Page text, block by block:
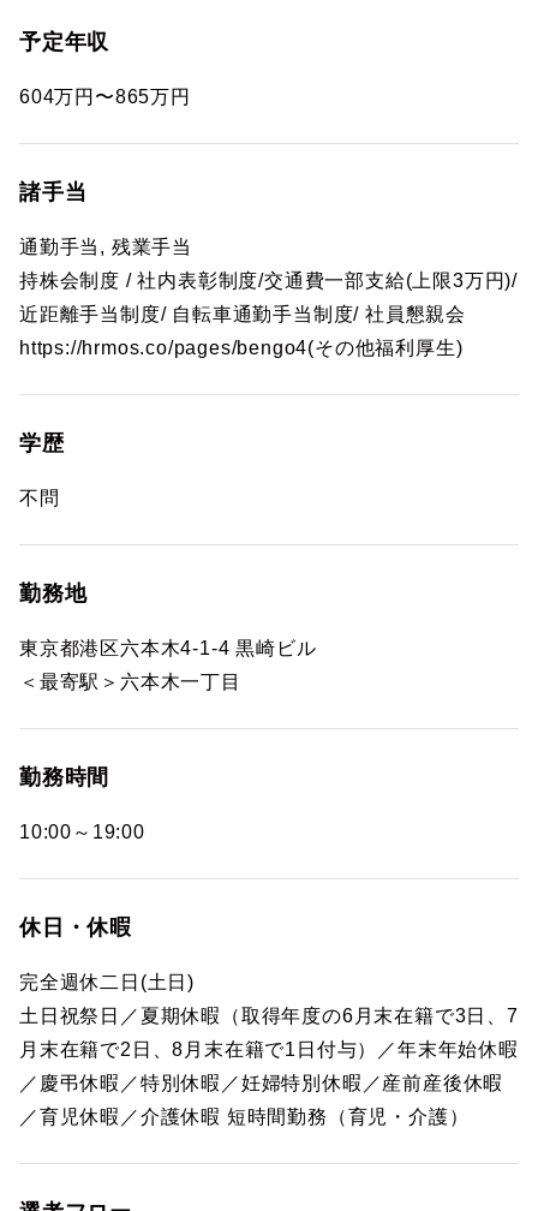
予定年収
604万円〜865万円
諸手当
通勤手当, 残業手当
持株会制度 / 社内表彰制度/交通費一部支給(上限3万円)/
近距離手当制度/ 自転車通勤手当制度/ 社員懇親会
https://hrmos.co/pages/bengo4(その他福利厚生)
学歴
不問
勤務地
東京都港区六本木4-1-4 黒崎ビル
＜最寄駅＞六本木一丁目
勤務時間
10:00～19:00
休日・休暇
完全週休二日(土日)
土日祝祭日／夏期休暇（取得年度の6月末在籍で3日、7
月末在籍で2日、8月末在籍で1日付与）／年末年始休暇
／慶弔休暇／特別休暇／妊婦特別休暇／産前産後休暇
／育児休暇／介護休暇 短時間勤務（育児・介護）